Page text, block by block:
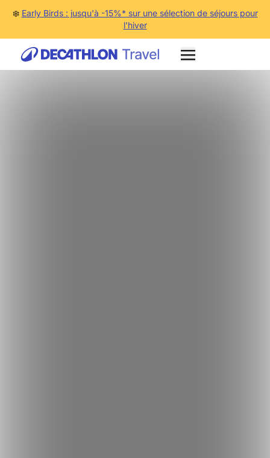
❄️ Early Birds : jusqu'à -15%* sur une sélection de séjours pour
l'hiver